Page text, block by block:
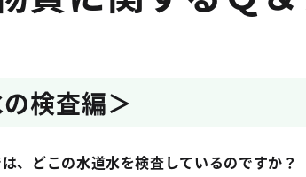
検査編＞
、どこの水道水を検査しているのですか？